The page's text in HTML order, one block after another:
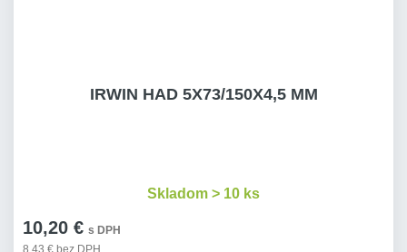
IRWIN HAD 5X73/150X4,5 MM
10,20 € s DPH
8,43 € bez DPH
Skladom > 10 ks